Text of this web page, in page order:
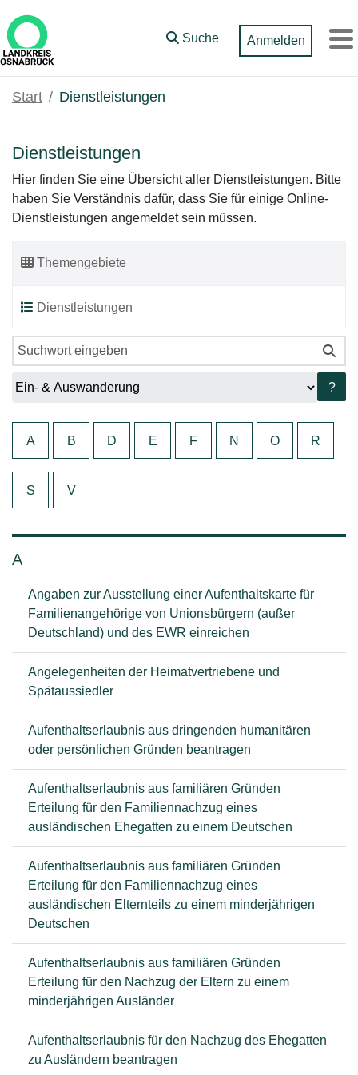
Zum Hauptinhalt springen
Suche
Anmelden
Start Dienstleistungen
Dienstleistungen
Hier finden Sie eine Übersicht aller Dienstleistungen. Bitte
haben Sie Verständnis dafür, dass Sie für einige Online-
Dienstleistungen angemeldet sein müssen.
Themengebiete
Dienstleistungen
?
A B D E F N O R
S V
A
Angaben zur Ausstellung einer Aufenthaltskarte für
Familienangehörige von Unionsbürgern (außer
Deutschland) und des EWR einreichen
Angelegenheiten der Heimatvertriebene und
Spätaussiedler
Aufenthaltserlaubnis aus dringenden humanitären
oder persönlichen Gründen beantragen
Aufenthaltserlaubnis aus familiären Gründen
Erteilung für den Familiennachzug eines
ausländischen Ehegatten zu einem Deutschen
Aufenthaltserlaubnis aus familiären Gründen
Erteilung für den Familiennachzug eines
ausländischen Elternteils zu einem minderjährigen
Deutschen
Aufenthaltserlaubnis aus familiären Gründen
Erteilung für den Nachzug der Eltern zu einem
minderjährigen Ausländer
Aufenthaltserlaubnis für den Nachzug des Ehegatten
zu Ausländern beantragen